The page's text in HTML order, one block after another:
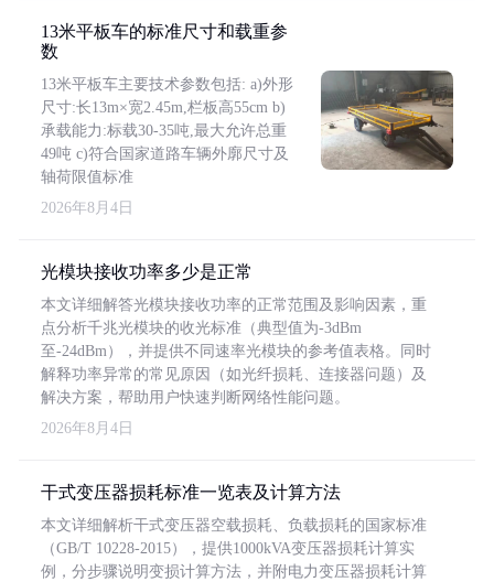
13米平板车的标准尺寸和载重参
数
13米平板车主要技术参数包括: a)外形
尺寸:长13m×宽2.45m,栏板高55cm b)
承载能力:标载30-35吨,最大允许总重
49吨 c)符合国家道路车辆外廓尺寸及
轴荷限值标准
2026年8月4日
光模块接收功率多少是正常
本文详细解答光模块接收功率的正常范围及影响因素，重
点分析千兆光模块的收光标准（典型值为-3dBm
至-24dBm），并提供不同速率光模块的参考值表格。同时
解释功率异常的常见原因（如光纤损耗、连接器问题）及
解决方案，帮助用户快速判断网络性能问题。
2026年8月4日
干式变压器损耗标准一览表及计算方法
本文详细解析干式变压器空载损耗、负载损耗的国家标准
（GB/T 10228-2015），提供1000kVA变压器损耗计算实
例，分步骤说明变损计算方法，并附电力变压器损耗计算